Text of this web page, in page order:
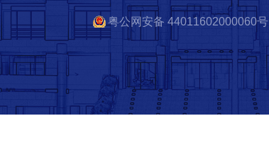
粤公网安备 44011602000060号